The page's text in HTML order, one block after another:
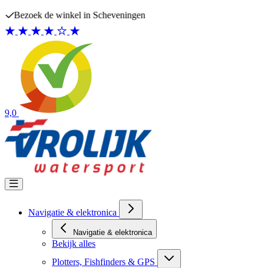
Bezoek de winkel in Scheveningen
9,0
Navigatie & elektronica
Navigatie & elektronica
Bekijk alles
Plotters, Fishfinders & GPS